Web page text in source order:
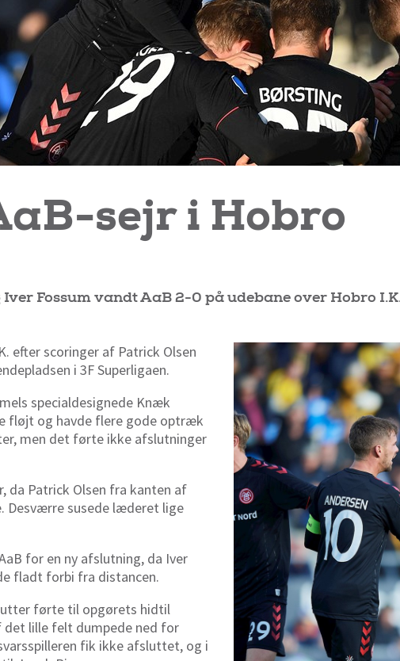
sejr i Hobro
Fossum vandt AaB 2-0 på udebane over Hobro
efter scoringer af Patrick Olsen
i 3F Superligaen.
specialdesignede Knæk
fløjt og havde flere gode optræk
men det førte ikke afslutninger
Patrick Olsen fra kanten af
susede læderet lige
for en ny afslutning, da Iver
fladt forbi fra distancen.
førte til opgørets hidtil
det lille felt dumpede ned for
fik ikke afsluttet, og i